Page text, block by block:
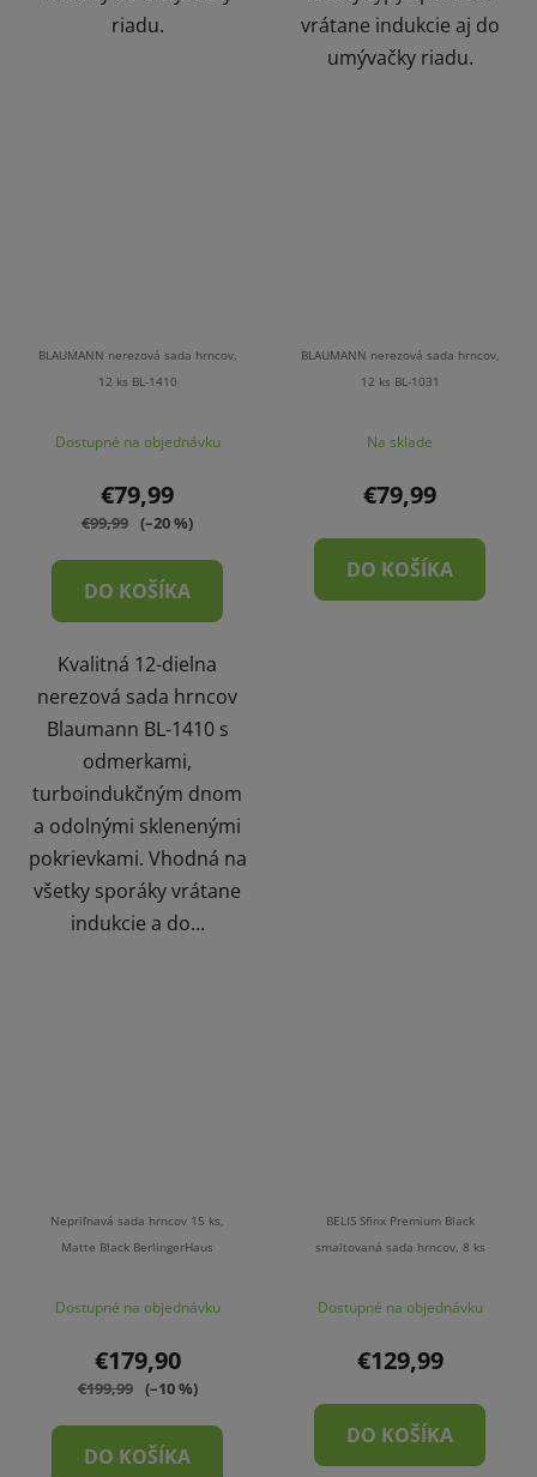
riadu.
vrátane indukcie aj do
umývačky riadu.
BLAUMANN nerezová sada hrncov,
12 ks BL-1410
Dostupné na objednávku
€79,99
€99,99 (–20 %)
DO KOŠÍKA
Kvalitná 12-dielna
nerezová sada hrncov
Blaumann BL-1410 s
odmerkami,
turboindukčným dnom
a odolnými sklenenými
pokrievkami. Vhodná na
všetky sporáky vrátane
indukcie a do...
BLAUMANN nerezová sada hrncov,
12 ks BL-1031
Na sklade
€79,99
DO KOŠÍKA
Nepriľnavá sada hrncov 15 ks,
Matte Black BerlingerHaus
Dostupné na objednávku
€179,90
€199,99 (–10 %)
DO KOŠÍKA
BELIS Sfinx Premium Black
smaltovaná sada hrncov, 8 ks
Dostupné na objednávku
€129,99
DO KOŠÍKA